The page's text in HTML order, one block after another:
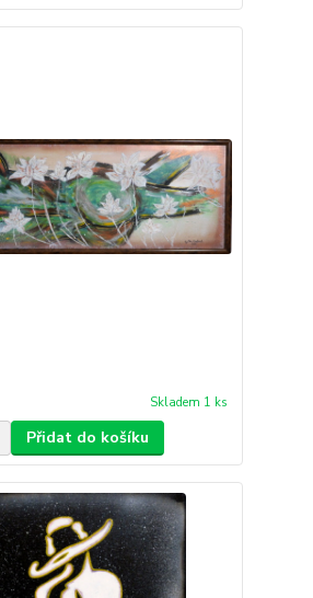
Skladem 1 ks
Přidat do košíku